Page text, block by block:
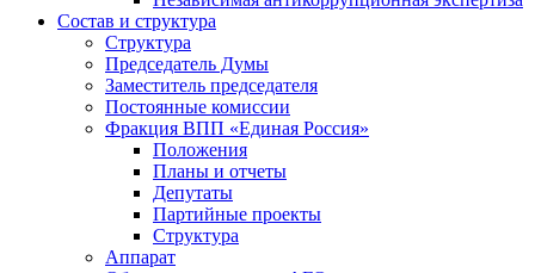
Состав и структура
Структура
Председатель Думы
Заместитель председателя
Постоянные комиссии
Фракция ВПП «Единая Россия»
Положения
Планы и отчеты
Депутаты
Партийные проекты
Структура
Аппарат